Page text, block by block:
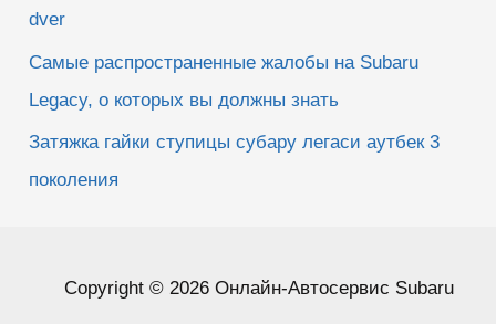
dver
Самые распространенные жалобы на Subaru
Legacy, о которых вы должны знать
Затяжка гайки ступицы субару легаси аутбек 3
поколения
Copyright © 2026 Онлайн-Автосервис Subaru